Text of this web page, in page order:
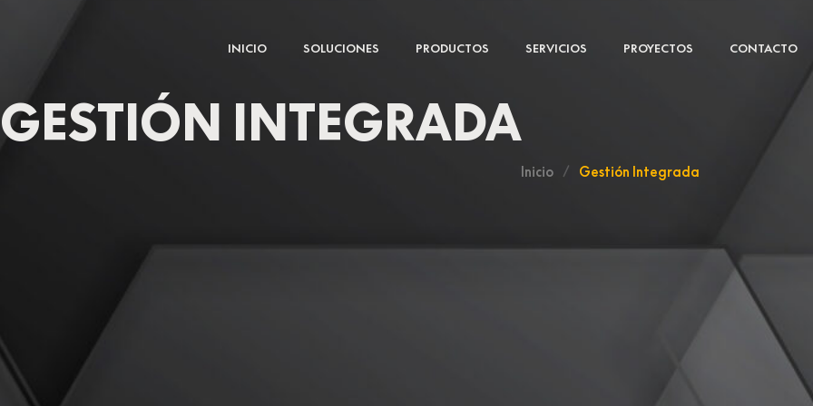
INICIO SOLUCIONES PRODUCTOS SERVICIOS PROYECTOS CONTACTO
GESTIÓN INTEGRADA
Inicio / Gestión Integrada